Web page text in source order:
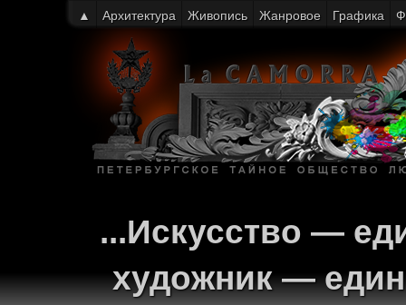
...Искусство —
художник —
▲ Архитектура Живопись Жанровое Графика